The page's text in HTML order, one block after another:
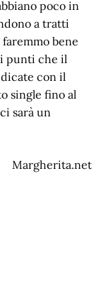
poco in
a tratti
bene
punti che il
con il
single fino al
sarà un
Margherita.net